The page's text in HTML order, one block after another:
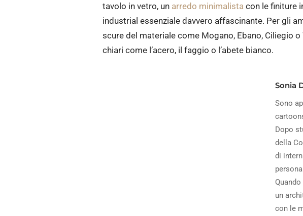
tavolo in vetro, un arredo minimalista con le finiture
industrial essenziale davvero affascinante. Per gli
scure del materiale come Mogano, Ebano, Ciliegio
chiari come l’acero, il faggio o l’abete bianco.
Sonia
Sono
Dopo
della
di
un
con le